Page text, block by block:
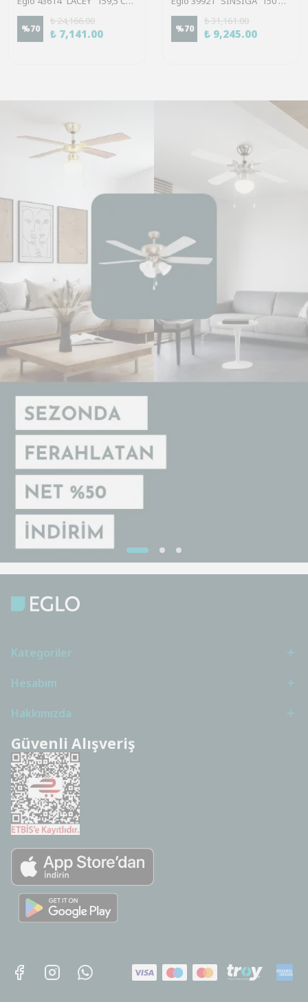
%70
₺ 24,166.00
₺ 7,141.00 %70
₺ 31,161.00
₺ 9,245.00
Kategoriler
Hesabım
Hakkımızda
Güvenli Alışveriş